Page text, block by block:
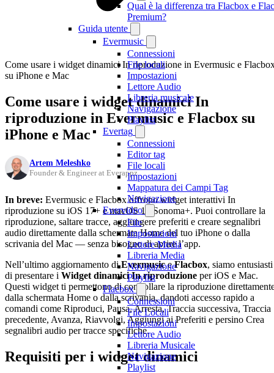
Qual è la differenza tra Flacbox e
Premium?
Guida utente
Evermusic
Connessioni
File locali
Impostazioni
Lettore Audio
Libreria musicale
Navigazione
Playlist
Evertag
Connessioni
Editor tag
File locali
Impostazioni
Mappatura dei Campi Tag
Navigazione
Evervideo
File
Impostazioni
Lettore Media
Libreria Media
Navigazione
Playlist
Flacbox
Connessioni
File Locali
Impostazioni
Lettore Audio
Libreria Musicale
Navigazione
Playlist
Come usare i widget dinamici In riproduzione in Evermusic e
su iPhone e Mac
Come usare i widget dinamici In
riproduzione in Evermusic e Flacbox su
iPhone e Mac
Artem Meleshko
Founder & Engineer at Everappz
In breve: Evermusic e Flacbox offrono widget interattivi In
riproduzione su iOS 17+ e macOS 14 Sonoma+. Puoi controllare la
riproduzione, saltare tracce, aggiungere preferiti e creare segnalibri
audio direttamente dalla schermata Home del tuo iPhone o dalla
scrivania del Mac — senza bisogno di aprire l’app.
Nell’ultimo aggiornamento diEvermusiceFlacbox, siamo entusiasti
di presentare i Widget dinamici In riproduzione per iOS e Mac.
Questi widget ti permettono di controllare la riproduzione
dalla schermata Home o dalla scrivania, dandoti accesso rapido a
comandi come Riproduci, Pausa, Arresta, Traccia successiva, Traccia
precedente, Avanza, Riavvolgi, Aggiungi ai Preferiti e persino Crea
segnalibri audio per tracce specifiche.
Requisiti per i widget dinamici